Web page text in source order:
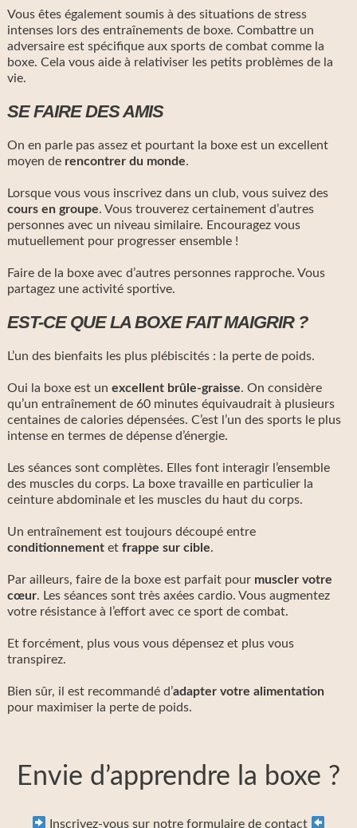
Vous êtes également soumis à des situations de stress
intenses lors des entraînements de boxe. Combattre un
adversaire est spécifique aux sports de combat comme la
boxe. Cela vous aide à relativiser les petits problèmes de la
vie.
SE FAIRE DES AMIS
On en parle pas assez et pourtant la boxe est un excellent
moyen de rencontrer du monde.
Lorsque vous vous inscrivez dans un club, vous suivez des
cours en groupe. Vous trouverez certainement d’autres
personnes avec un niveau similaire. Encouragez vous
mutuellement pour progresser ensemble !
Faire de la boxe avec d’autres personnes rapproche. Vous
partagez une activité sportive.
EST-CE QUE LA BOXE FAIT MAIGRIR ?
L’un des bienfaits les plus plébiscités : la perte de poids.
Oui la boxe est un excellent brûle-graisse. On considère
qu’un entraînement de 60 minutes équivaudrait à plusieurs
centaines de calories dépensées. C’est l’un des sports le plus
intense en termes de dépense d’énergie.
Les séances sont complètes. Elles font interagir l’ensemble
des muscles du corps. La boxe travaille en particulier la
ceinture abdominale et les muscles du haut du corps.
Un entraînement est toujours découpé entre
conditionnementet frappe sur cible.
Par ailleurs, faire de la boxe est parfait pour muscler votre
cœur. Les séances sont très axées cardio. Vous augmentez
votre résistance à l’effort avec ce sport de combat.
Et forcément, plus vous vous dépensez et plus vous
transpirez.
Bien sûr, il est recommandé d’adapter votre alimentation
pour maximiser la perte de poids.
Envie d’apprendre la boxe ?
Inscrivez-vous sur notre formulaire de contact